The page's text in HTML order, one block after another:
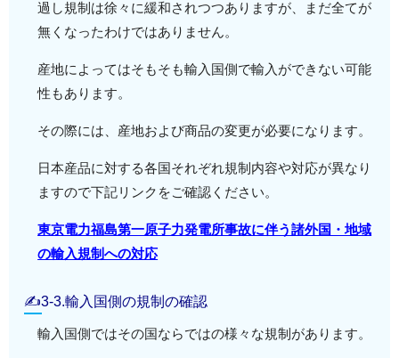
過し規制は徐々に緩和されつつありますが、まだ全てが
無くなったわけではありません。
産地によってはそもそも輸入国側で輸入ができない可能
性もあります。
その際には、産地および商品の変更が必要になります。
日本産品に対する各国それぞれ規制内容や対応が異なり
ますので下記リンクをご確認ください。
東京電力福島第一原子力発電所事故に伴う諸外国・地域
の輸入規制への対応
✍3-3.輸入国側の規制の確認
輸入国側ではその国ならではの様々な規制があります。